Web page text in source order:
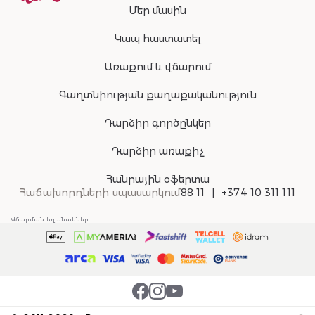
Մեր մասին
Կապ հաստատել
Առաքում և վճարում
Գաղտնիության քաղաքականություն
Դարձիր գործընկեր
Դարձիր առաքիչ
Հանրային օֆերտա
Հաճախորդների սպասարկում88 11 +374 10 311 111
Վճարման եղանակներ